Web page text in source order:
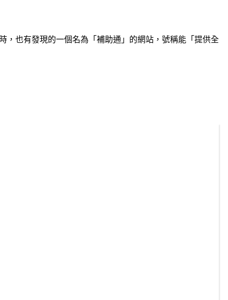
，也有發現的一個名為「補助通」的網站，號稱能「提供全